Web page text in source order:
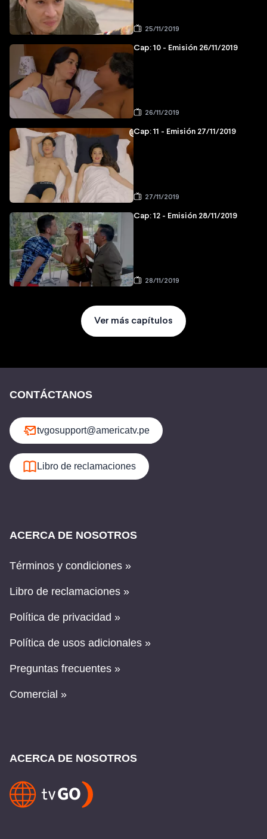
25/11/2019
Cap: 10 - Emisión 26/11/2019
26/11/2019
Cap: 11 - Emisión 27/11/2019
27/11/2019
Cap: 12 - Emisión 28/11/2019
28/11/2019
Ver más capítulos
CONTÁCTANOS
tvgosupport@americatv.pe
Libro de reclamaciones
ACERCA DE NOSOTROS
Términos y condiciones »
Libro de reclamaciones »
Política de privacidad »
Política de usos adicionales »
Preguntas frecuentes »
Comercial »
ACERCA DE NOSOTROS